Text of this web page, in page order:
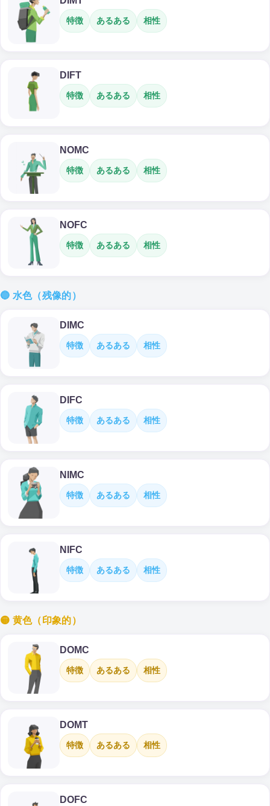
特徴 あるある 相性
DIFT
特徴 あるある 相性
NOMC
特徴 あるある 相性
NOFC
特徴 あるある 相性
🔵 水色（残像的）
DIMC
特徴 あるある 相性
DIFC
特徴 あるある 相性
NIMC
特徴 あるある 相性
NIFC
特徴 あるある 相性
🟡 黄色（印象的）
DOMC
特徴 あるある 相性
DOMT
特徴 あるある 相性
DOFC